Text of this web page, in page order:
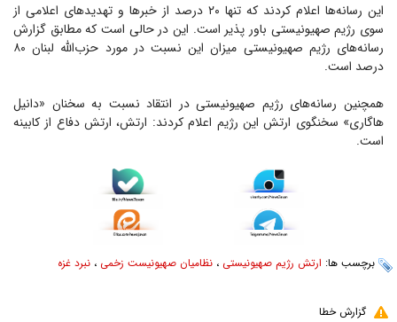
این رسانه‌ها اعلام کردند که تنها ۲۰ درصد از خبر‌ها و تهدید‌های اعلامی از
سوی رژیم صهیونیستی باور پذیر است. این در حالی است که مطابق گزارش
رسانه‌های رژیم صهیونیستی میزان این نسبت در مورد حزب‌الله لبنان ۸۰
درصد است.
همچنین رسانه‌های رژیم صهیونیستی در انتقاد نسبت به سخنان «دانیل
هاگاری» سخنگوی ارتش این رژیم اعلام کردند: ارتش، ارتش دفاع از کابینه
است.
برچسب ها: ارتش رژیم صهیونیستی ، نظامیان صهیونیست زخمی ، نبرد غزه
گزارش خطا